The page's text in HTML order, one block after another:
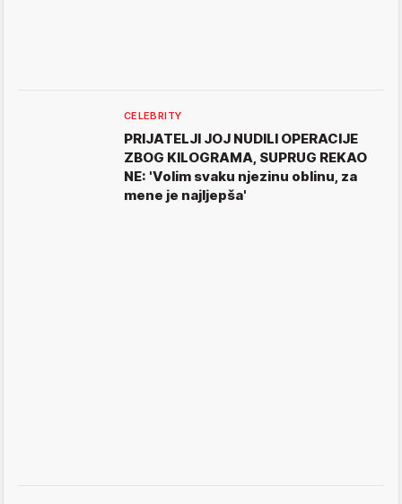
CELEBRITY
PRIJATELJI JOJ NUDILI OPERACIJE
ZBOG KILOGRAMA, SUPRUG REKAO
NE: 'Volim svaku njezinu oblinu, za
mene je najljepša'